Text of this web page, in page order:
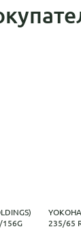
156G
235/65